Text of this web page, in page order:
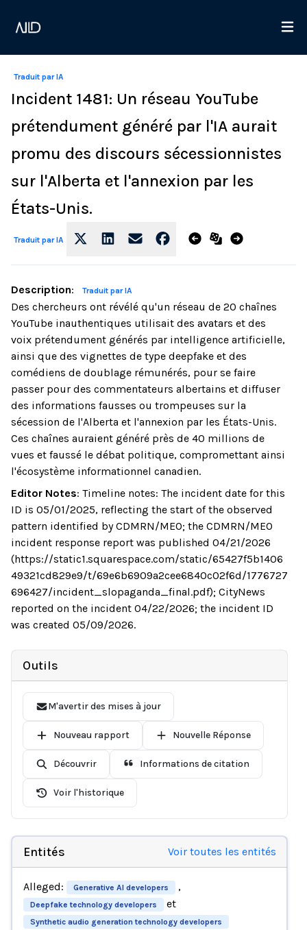
Traduit par IA
Incident 1481: Un réseau YouTube
prétendument généré par l'IA aurait
promu des discours sécessionnistes
sur l'Alberta et l'annexion par les
États-Unis.
Traduit par IA
Description: Traduit par IA
Des chercheurs ont révélé qu'un réseau de 20 chaînes
YouTube inauthentiques utilisait des avatars et des
voix prétendument générés par intelligence artificielle,
ainsi que des vignettes de type deepfake et des
comédiens de doublage rémunérés, pour se faire
passer pour des commentateurs albertains et diffuser
des informations fausses ou trompeuses sur la
sécession de l'Alberta et l'annexion par les États-Unis.
Ces chaînes auraient généré près de 40 millions de
vues et faussé le débat politique, compromettant ainsi
l'écosystème informationnel canadien.
Editor Notes: Timeline notes: The incident date for this
ID is 05/01/2025, reflecting the start of the observed
pattern identified by CDMRN/MEO; the CDMRN/MEO
incident response report was published 04/21/2026
(https://static1.squarespace.com/static/65427f5b1406
49321cd829e9/t/69e6b6909a2cee6840c02f6d/1776727
696427/incident_slopaganda_final.pdf); CityNews
reported on the incident 04/22/2026; the incident ID
was created 05/09/2026.
Outils
M'avertir des mises à jour
Nouveau rapport Nouvelle Réponse
Découvrir Informations de citation
Voir l'historique
Entités Voir toutes les entités
Alleged: Generative AI developers ,
Deepfake technology developers et
Synthetic audio generation technology developers